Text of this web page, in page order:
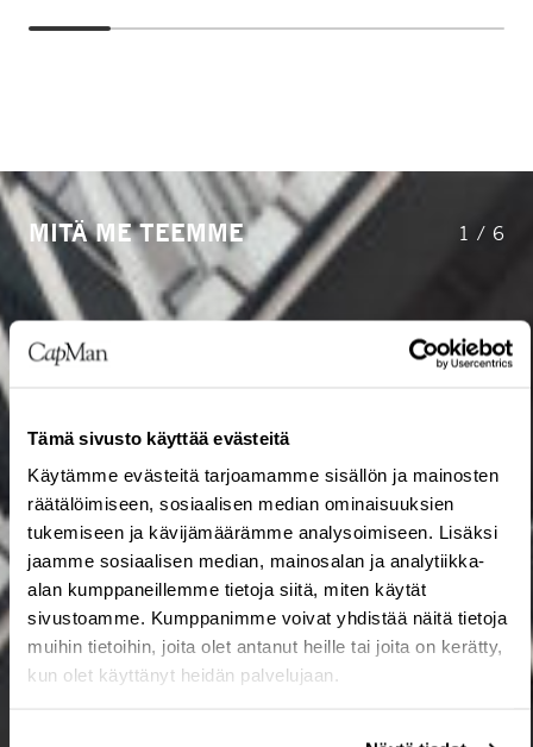
Tämä sivusto käyttää evästeitä
Käytämme evästeitä tarjoamamme sisällön ja mainosten
räätälöimiseen, sosiaalisen median ominaisuuksien
tukemiseen ja kävijämäärämme analysoimiseen. Lisäksi
jaamme sosiaalisen median, mainosalan ja analytiikka-
alan kumppaneillemme tietoja siitä, miten käytät
sivustoamme. Kumppanimme voivat yhdistää näitä tietoja
muihin tietoihin, joita olet antanut heille tai joita on kerätty,
kun olet käyttänyt heidän palvelujaan.
MITÄ ME TEEMME 1 / 6